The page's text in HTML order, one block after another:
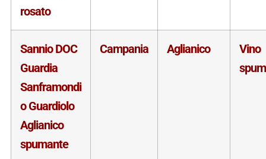
rosato
Sannio DOC
Guardia
Sanframondi
o Guardiolo
Aglianico
spumante
Campania Aglianico
Vino